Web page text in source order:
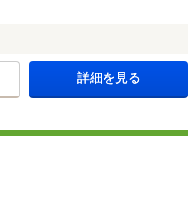
詳細を見る